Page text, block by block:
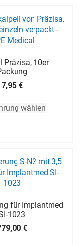
Präzisa, 10er
7,95 €
wählen
für Implantmed
1023
€